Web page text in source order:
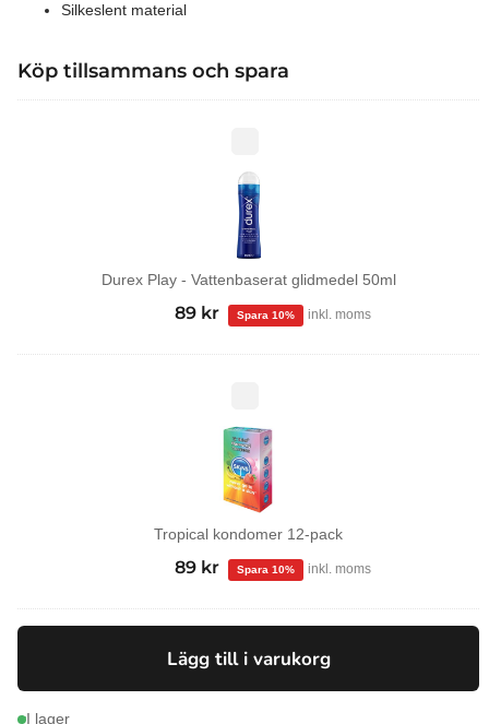
Silkeslent material
Köp tillsammans och spara
Vattenbaserat
glidmedel
50ml
Durex Play - Vattenbaserat glidmedel 50ml
Det
priset
89 kr
Det
priset
inkl. moms
pack
Tropical kondomer 12-pack
Det
priset
99 kr.
89 kr
Det
priset
89 kr.
inkl. moms
Lägg till i varukorg
I lager